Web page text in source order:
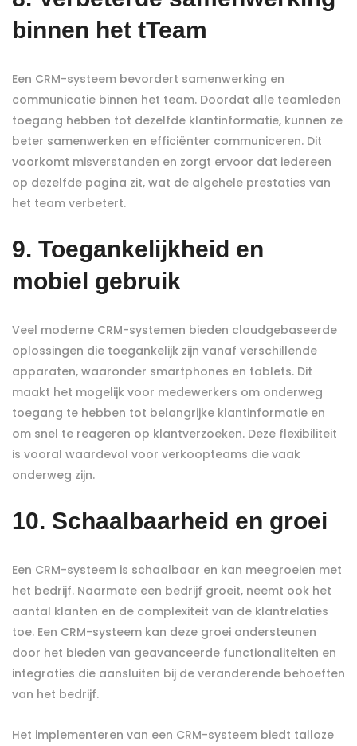
binnen het tTeam
Een CRM-systeem bevordert samenwerking en
communicatie binnen het team. Doordat alle teamleden
toegang hebben tot dezelfde klantinformatie, kunnen ze
beter samenwerken en efficiënter communiceren. Dit
voorkomt misverstanden en zorgt ervoor dat iedereen
op dezelfde pagina zit, wat de algehele prestaties van
het team verbetert.
9. Toegankelijkheid en
mobiel gebruik
Veel moderne CRM-systemen bieden cloudgebaseerde
oplossingen die toegankelijk zijn vanaf verschillende
apparaten, waaronder smartphones en tablets. Dit
maakt het mogelijk voor medewerkers om onderweg
toegang te hebben tot belangrijke klantinformatie en
om snel te reageren op klantverzoeken. Deze flexibiliteit
is vooral waardevol voor verkoopteams die vaak
onderweg zijn.
10. Schaalbaarheid en groei
Een CRM-systeem is schaalbaar en kan meegroeien met
het bedrijf. Naarmate een bedrijf groeit, neemt ook het
aantal klanten en de complexiteit van de klantrelaties
toe. Een CRM-systeem kan deze groei ondersteunen
door het bieden van geavanceerde functionaliteiten en
integraties die aansluiten bij de veranderende behoeften
van het bedrijf.
Het implementeren van een CRM-systeem biedt talloze